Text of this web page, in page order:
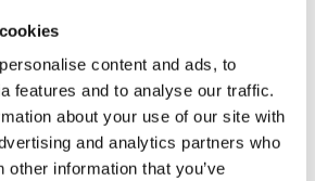
content and ads, to
features and to analyse our traffic.
about your use of our site with
and analytics partners who
other information that you’ve
(ISO
23 p. 1,5
sortie
1,27
m³/h